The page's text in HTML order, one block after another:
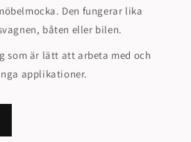
Den fungerar lika
båten eller bilen.
som är lätt att arbeta med och
applikationer.